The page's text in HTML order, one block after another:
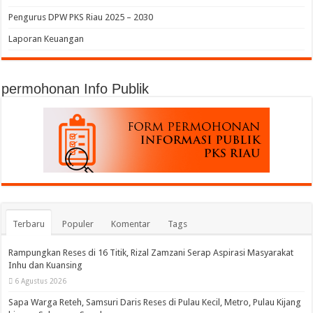
Pengurus DPW PKS Riau 2025 – 2030
Laporan Keuangan
permohonan Info Publik
Terbaru Populer Komentar Tags
Rampungkan Reses di 16 Titik, Rizal Zamzani Serap Aspirasi Masyarakat
Inhu dan Kuansing
6 Agustus 2026
Sapa Warga Reteh, Samsuri Daris Reses di Pulau Kecil, Metro, Pulau Kijang